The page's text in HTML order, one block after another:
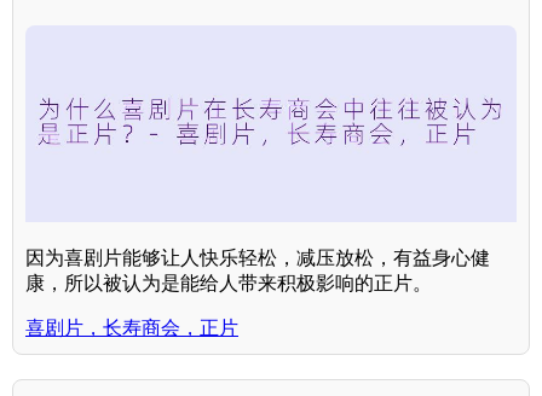
因为喜剧片能够让人快乐轻松，减压放松，有益身心健
康，所以被认为是能给人带来积极影响的正片。
喜剧片，长寿商会，正片